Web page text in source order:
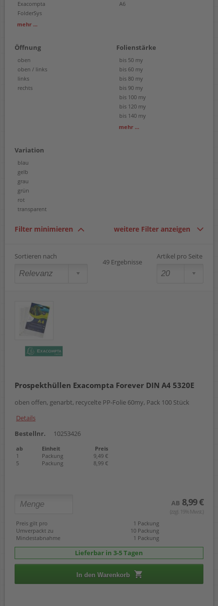
Exacompta
FolderSys
Leitz
Veloflex
mehr ...
A6
Öffnung
oben
oben / links
links
rechts
Folienstärke
bis 50 my
bis 60 my
bis 80 my
bis 90 my
bis 100 my
bis 120 my
bis 140 my
bis 170 my
mehr ...
Variation
blau
gelb
grau
grün
rot
transparent
Filter minimieren weitere Filter anzeigen
Sortieren nach
49 Ergebnisse
Artikel pro Seite
Prospekthüllen Exacompta Forever DIN A4 5320E
oben offen, genarbt, recycelte PP-Folie 60my, Pack 100 Stück
Details
Bestellnr.
10253426
ab Einheit
Preis
1
Packung
9,49 €
5
Packung 8,99 €
AB 8,99 €
(zzgl. 19% Mwst.)
Preis gilt pro
1 Packung
Umverpackt zu
10 Packung
Mindestabnahme
1 Packung
Lieferbar in 3-5 Tagen
In den Warenkorb